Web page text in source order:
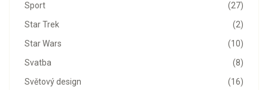
(27)
Sport
(2)
Star Trek
(10)
Star Wars
(8)
Svatba
(16)
Světový design